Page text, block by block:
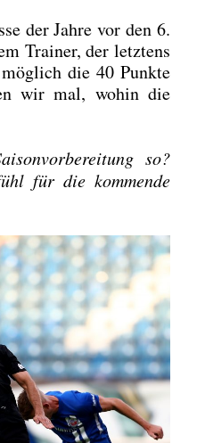
der Jah­re vor den 6.
Trai­ner, der letz­tens
die 40 Punk­te
wir mal, wohin die
so?
für die kom­men­de